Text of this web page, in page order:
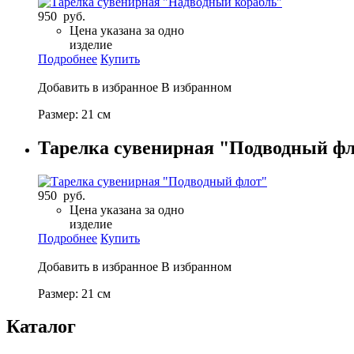
950 руб.
Цена указана за одно
изделие
Подробнее Купить
Добавить в избранное В избранном
Размер: 21 см
Тарелка сувенирная "Подводный
950 руб.
Цена указана за одно
изделие
Подробнее Купить
Добавить в избранное В избранном
Размер: 21 см
Каталог